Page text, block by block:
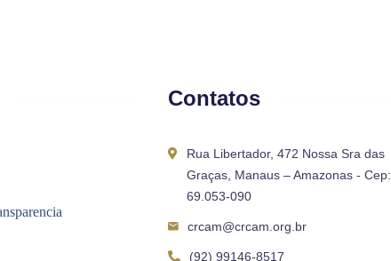
Contatos
Rua Libertador, 472 Nossa Sra das
Graças, Manaus – Amazonas - Cep:
69.053-090
crcam@crcam.org.br
(92) 99146-8517